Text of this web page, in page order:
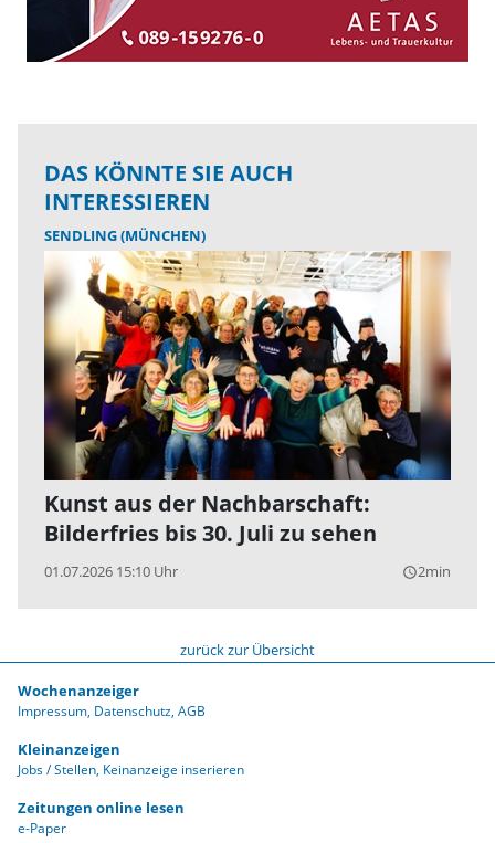
DAS KÖNNTE SIE AUCH
INTERESSIEREN
SENDLING (MÜNCHEN)
Kunst aus der Nachbarschaft:
Bilderfries bis 30. Juli zu sehen
01.07.2026 15:10 Uhr query_builder2min
zurück zur Übersicht
Wochenanzeiger
Impressum Datenschutz AGB
Kleinanzeigen
Jobs / Stellen Keinanzeige inserieren
Zeitungen online lesen
e-Paper